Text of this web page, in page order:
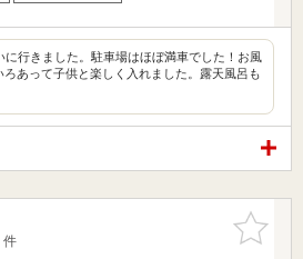
に行きました。駐車場はほぼ満車でした！お風
ろあって子供と楽しく入れました。露天風呂も
お気に入
りに追加